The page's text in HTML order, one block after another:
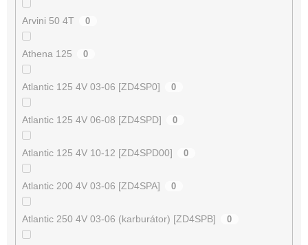
Arvini 50 4T 0
Athena 125 0
Atlantic 125 4V 03-06 [ZD4SP0] 0
Atlantic 125 4V 06-08 [ZD4SPD] 0
Atlantic 125 4V 10-12 [ZD4SPD00] 0
Atlantic 200 4V 03-06 [ZD4SPA] 0
Atlantic 250 4V 03-06 (karburátor) [ZD4SPB] 0